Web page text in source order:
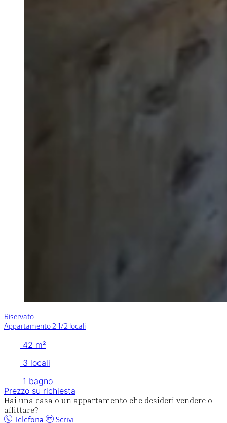
Riservato
Appartamento 2 1/2 locali
42 m²
3 locali
1 bagno
Prezzo su richiesta
Hai una casa o un appartamento che desideri vendere o
affittare?
Telefona
Scrivi